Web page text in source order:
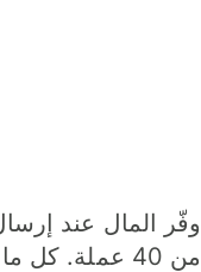
وفّر المال عند إرسال
من 40 عملة.